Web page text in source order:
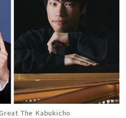
The Kabukicho